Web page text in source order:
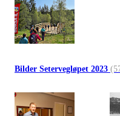
Bilder Setervegløpet 2023